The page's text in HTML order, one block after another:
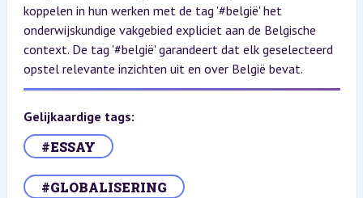
koppelen in hun werken met de tag '#belgië' het
onderwijskundige vakgebied expliciet aan de Belgische
context. De tag '#belgië' garandeert dat elk geselecteerd
opstel relevante inzichten uit en over België bevat.
Gelijkaardige tags:
#ESSAY
#GLOBALISERING